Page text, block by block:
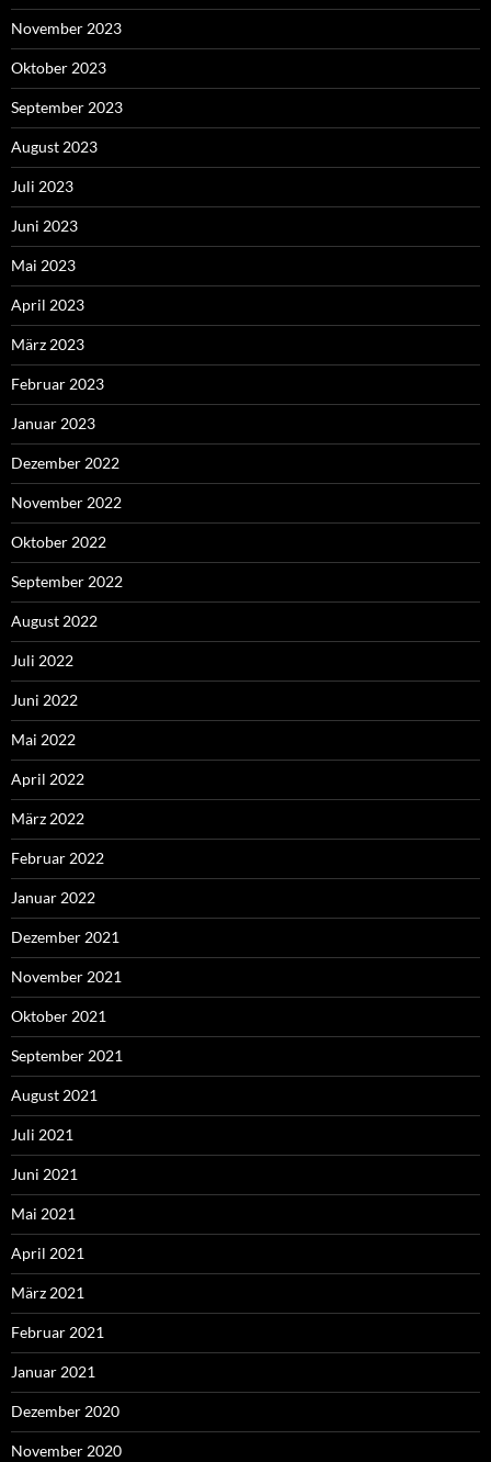
November 2023
Oktober 2023
September 2023
August 2023
Juli 2023
Juni 2023
Mai 2023
April 2023
März 2023
Februar 2023
Januar 2023
Dezember 2022
November 2022
Oktober 2022
September 2022
August 2022
Juli 2022
Juni 2022
Mai 2022
April 2022
März 2022
Februar 2022
Januar 2022
Dezember 2021
November 2021
Oktober 2021
September 2021
August 2021
Juli 2021
Juni 2021
Mai 2021
April 2021
März 2021
Februar 2021
Januar 2021
Dezember 2020
November 2020